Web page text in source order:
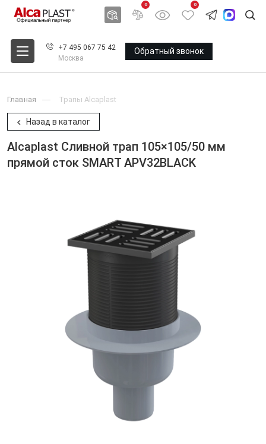
0 0
+7 495 067 75 42
Москва
Обратный звонок
Главная Трапы Alcaplast
Назад в каталог
Alcaplast Сливной трап 105×105/50 мм
прямой сток SMART APV32BLACK